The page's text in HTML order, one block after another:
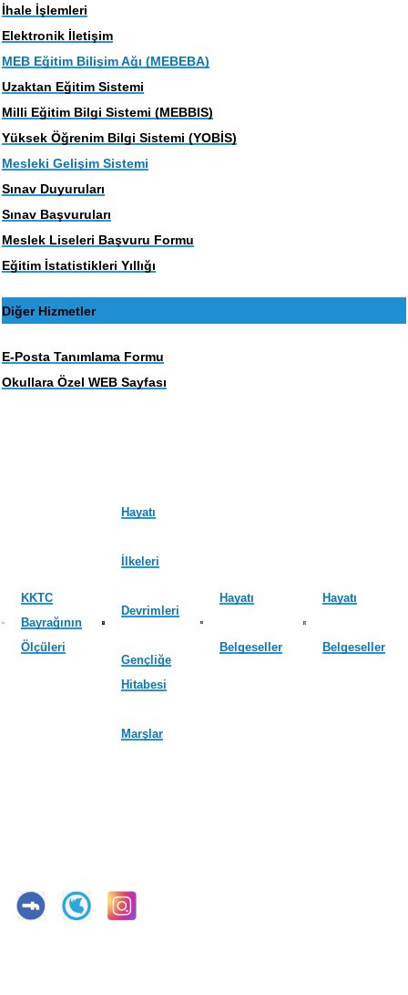
İhale İşlemleri
Elektronik İletişim
MEB Eğitim Bilişim Ağı (MEBEBA)
Uzaktan Eğitim Sistemi
Milli Eğitim Bilgi Sistemi (MEBBIS)
Yüksek Öğrenim Bilgi Sistemi (YOBİS)
Mesleki Gelişim Sistemi
Sınav Duyuruları
Sınav Başvuruları
Meslek Liseleri Başvuru Formu
Eğitim İstatistikleri Yıllığı
Diğer Hizmetler
E-Posta Tanımlama Formu
Okullara Özel WEB Sayfası
KKTC
Bayrağının
Ölçüleri
Hayatı
İlkeleri
Devrimleri
Gençliğe
Hitabesi
Marşlar
Hayatı
Belgeseller
Hayatı
Belgeseller